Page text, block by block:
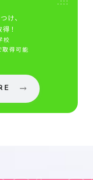
け、
！
校
取得可能